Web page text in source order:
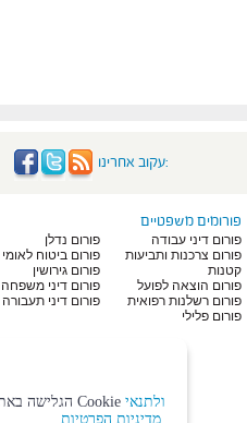
עקוב אחרינו:
פורומים משפטיים
פורום דיני עבודה
פורום נדלן
פורום צרכנות ותביעות
קטנות
פורום ביטוח לאומי
פורום גירושין
פורום הוצאה לפועל
פורום דיני משפחה
פורום רשלנות רפואית
פורום דיני תעבורה
פורום פלילי
הגלישה באתר מהווה הסכמה לשימוש בקבצי Cookie ולתנאי